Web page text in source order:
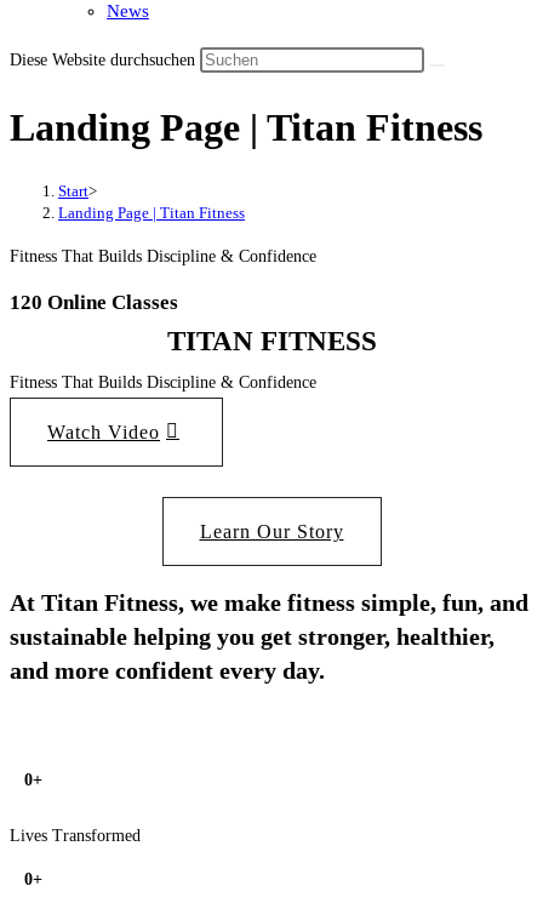
News
Diese Website durchsuchen
Landing Page | Titan Fitness
Start>
Landing Page | Titan Fitness
Fitness That Builds Discipline & Confidence
120 Online Classes
TITAN FITNESS
Fitness That Builds Discipline & Confidence
Watch Video
Learn Our Story
At Titan Fitness, we make fitness simple, fun, and
sustainable helping you get stronger, healthier,
and more confident every day.
0+
Lives Transformed
0+